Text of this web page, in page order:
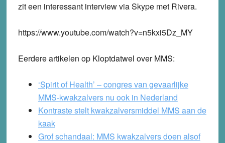
zit een interessant interview via Skype met Rivera.
https://www.youtube.com/watch?v=n5kxi5Dz_MY
Eerdere artikelen op Kloptdatwel over MMS:
‘Spirit of Health’ – congres van gevaarlijke
MMS-kwakzalvers nu ook in Nederland
Kontraste stelt kwakzalversmiddel MMS aan de
kaak
Grof schandaal: MMS kwakzalvers doen alsof